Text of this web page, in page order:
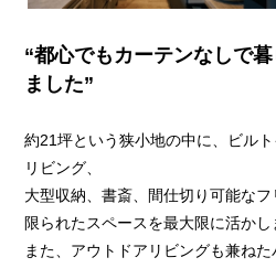
“都心でもカーテンなしで
ました”
約21坪という狭小地の中に、ビル
リビング、
大型収納、書斎、間仕切り可能なフ
限られたスペースを最大限に活かし
また、アウトドアリビングも兼ね